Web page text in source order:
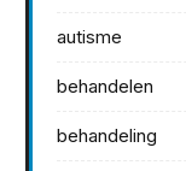
autisme
behandelen
behandeling